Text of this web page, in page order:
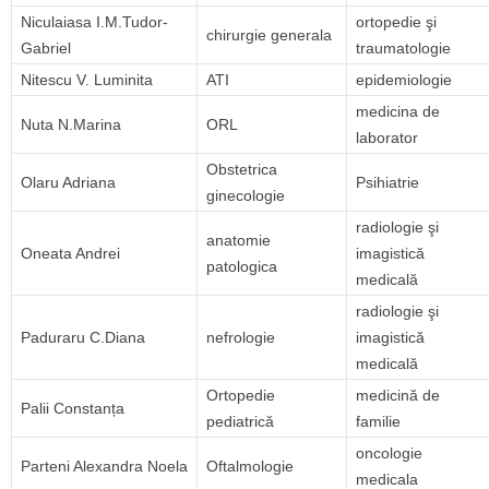
Niculaiasa I.M.Tudor-
Gabriel
chirurgie generala
ortopedie şi
traumatologie
Nitescu V. Luminita
ATI epidemiologie
Nuta N.Marina ORL
medicina de
laborator
Olaru Adriana
Obstetrica
ginecologie
Psihiatrie
Oneata Andrei
anatomie
patologica
radiologie şi
imagistică
medicală
Paduraru C.Diana nefrologie
radiologie şi
imagistică
medicală
Palii Constanța
Ortopedie
pediatrică
medicină de
familie
Parteni Alexandra Noela Oftalmologie
oncologie
medicala